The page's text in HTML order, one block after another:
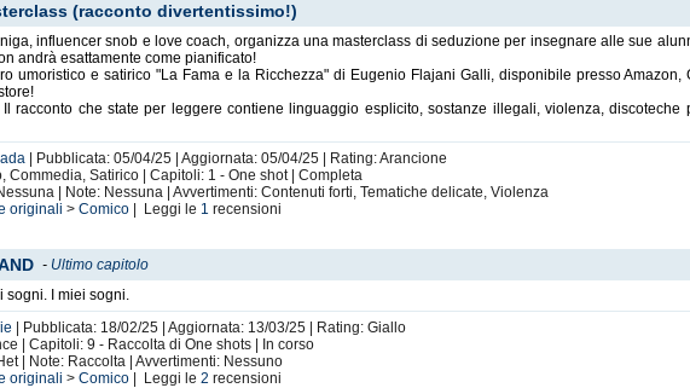
(racconto divertentissimo!)
influencer snob e love coach, organizza una masterclass di seduzione per insegnare alle sue
andrà esattamente come pianificato!
umoristico e satirico "La Fama e la Ricchezza" di Eugenio Flajani Galli, disponibile presso
Il racconto che state per leggere contiene linguaggio esplicito, sostanze illegali, violenza,
| Pubblicata: 05/04/25 | Aggiornata: 05/04/25 | Rating: Arancione
Commedia, Satirico | Capitoli: 1 - One shot | Completa
| Note: Nessuna | Avvertimenti: Contenuti forti, Tematiche delicate, Violenza
originali >Comico | Leggi le 1 recensioni
- Ultimo capitolo
sogni. I miei sogni.
| Pubblicata: 18/02/25 | Aggiornata: 13/03/25 | Rating: Giallo
| Capitoli: 9 - Raccolta di One shots | In corso
| Note: Raccolta | Avvertimenti: Nessuno
originali >Comico | Leggi le2 recensioni